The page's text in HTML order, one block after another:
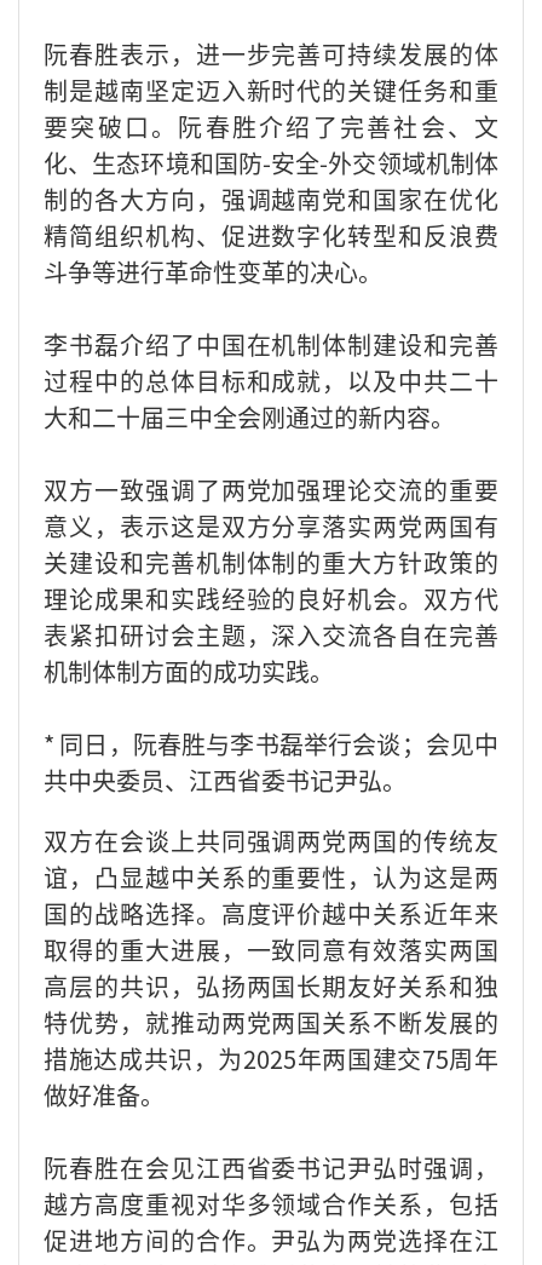
阮春胜表示，进一步完善可持续发展的体
制是越南坚定迈入新时代的关键任务和重
要突破口。阮春胜介绍了完善社会、文
化、生态环境和国防-安全-外交领域机制体
制的各大方向，强调越南党和国家在优化
精简组织机构、促进数字化转型和反浪费
斗争等进行革命性变革的决心。
李书磊介绍了中国在机制体制建设和完善
过程中的总体目标和成就，以及中共二十
大和二十届三中全会刚通过的新内容。
双方一致强调了两党加强理论交流的重要
意义，表示这是双方分享落实两党两国有
关建设和完善机制体制的重大方针政策的
理论成果和实践经验的良好机会。双方代
表紧扣研讨会主题，深入交流各自在完善
机制体制方面的成功实践。
* 同日，阮春胜与李书磊举行会谈；会见中
共中央委员、江西省委书记尹弘。
双方在会谈上共同强调两党两国的传统友
谊，凸显越中关系的重要性，认为这是两
国的战略选择。高度评价越中关系近年来
取得的重大进展，一致同意有效落实两国
高层的共识，弘扬两国长期友好关系和独
特优势，就推动两党两国关系不断发展的
措施达成共识，为2025年两国建交75周年
做好准备。
阮春胜在会见江西省委书记尹弘时强调，
越方高度重视对华多领域合作关系，包括
促进地方间的合作。尹弘为两党选择在江